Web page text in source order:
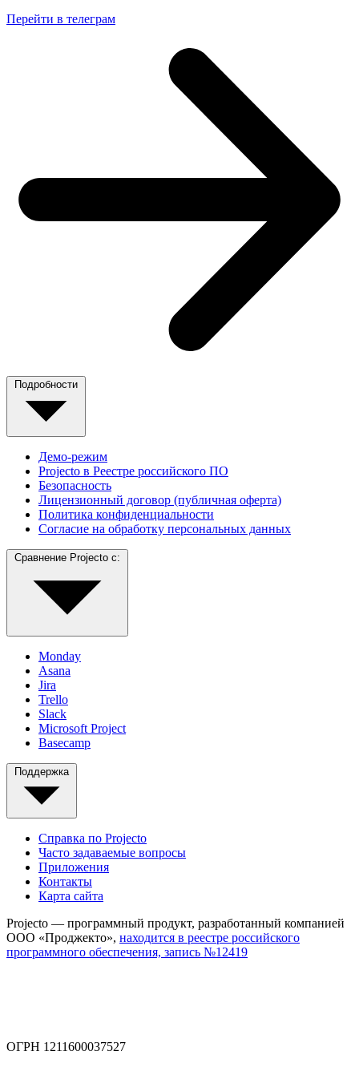
Перейти в телеграм
Подробности
Демо-режим
Projecto в Реестре российского ПО
Безопасность
Лицензионный договор (публичная оферта)
Политика конфиденциальности
Согласие на обработку персональных данных
Сравнение Projecto с:
Monday
Asana
Jira
Trello
Slack
Microsoft Project
Basecamp
Поддержка
Справка по Projecto
Часто задаваемые вопросы
Приложения
Контакты
Карта сайта
Projecto — программный продукт, разработанный компанией
ООО «Проджекто», находится в реестре российского
программного обеспечения, запись №12419
ОГРН 1211600037527